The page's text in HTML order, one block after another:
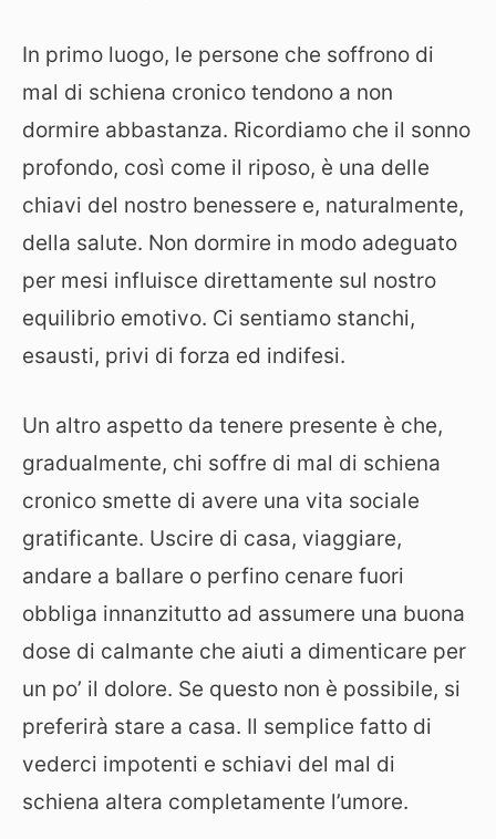
In primo luogo, le persone che soffrono di
mal di schiena cronico tendono a non
dormire abbastanza. Ricordiamo che il sonno
profondo, così come il riposo, è una delle
chiavi del nostro benessere e, naturalmente,
della salute. Non dormire in modo adeguato
per mesi influisce direttamente sul nostro
equilibrio emotivo. Ci sentiamo stanchi,
esausti, privi di forza ed indifesi.
Un altro aspetto da tenere presente è che,
gradualmente, chi soffre di mal di schiena
cronico smette di avere una vita sociale
gratificante. Uscire di casa, viaggiare,
andare a ballare o perfino cenare fuori
obbliga innanzitutto ad assumere una buona
dose di calmante che aiuti a dimenticare per
un po’ il dolore. Se questo non è possibile, si
preferirà stare a casa. Il semplice fatto di
vederci impotenti e schiavi del mal di
schiena altera completamente l’umore.